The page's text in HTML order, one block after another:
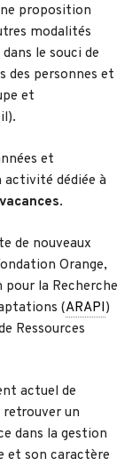
proposition
modalités
le souci de
des personnes et
et
et
activité dédiée à
.
de nouveaux
Orange,
pour la Recherche
(ARAPI)
Ressources
actuel de
retrouver un
dans la gestion
et son caractère